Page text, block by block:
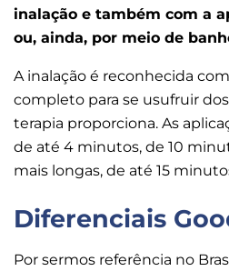
inalação e também com a
ou, ainda, por meio de
A inalação é reconhecida
completo para se usufruir
terapia proporciona. As
de até 4 minutos, de 10
mais longas, de até 15
Diferenciais
Por sermos referência no